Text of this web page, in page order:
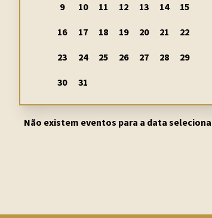
9 10 11 12 13 14 15
16 17 18 19 20 21 22
23 24 25 26 27 28 29
30 31
Não existem eventos para a data